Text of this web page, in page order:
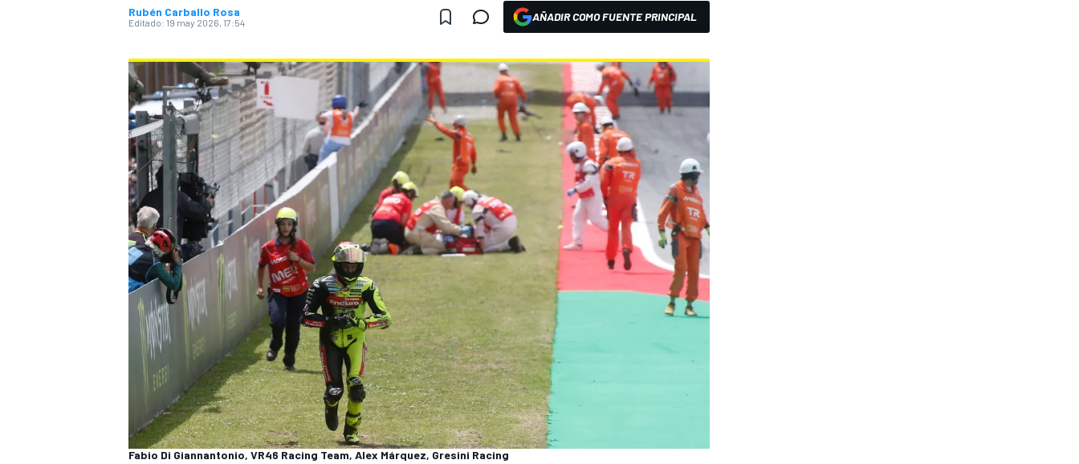
Rubén Carballo Rosa
Editado: 19 may 2026, 17:54 AÑADIR COMO FUENTE PRINCIPAL
Fabio Di Giannantonio, VR46 Racing Team, Alex Márquez, Gresini Racing